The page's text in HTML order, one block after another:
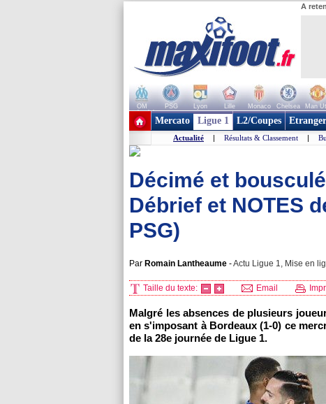
A
OM PSG Lyon Lille Monaco Chelsea Man
+ de clubs
Mercato Ligue 1 L2/Coupes Etranger
Actualité | Résultats & Classement |
Décimé et
Débrief et NOTES
PSG)
Par Romain Lantheaume -Actu Ligue 1, Mise en
Taille du texte: Email
Malgré les absences de plusieurs
en s'imposant à Bordeaux (1-0) ce
de la 28e journée de Ligue 1.